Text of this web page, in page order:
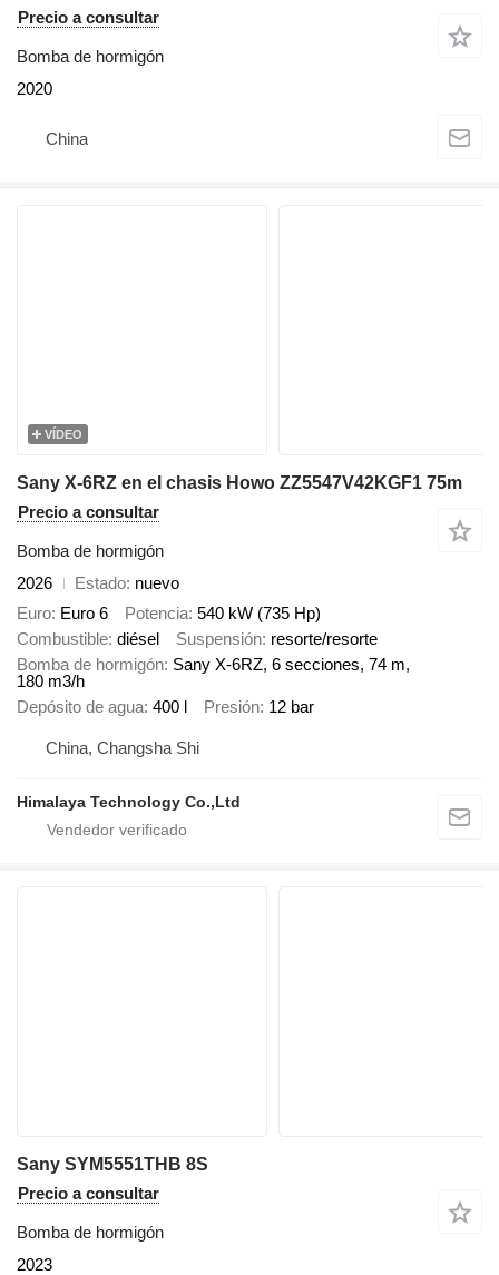
Precio a consultar
Bomba de hormigón
2020
China
VÍDEO
Sany X-6RZ en el chasis Howo ZZ5547V42KGF1 75m
Precio a consultar
Bomba de hormigón
2026
Estado nuevo
Euro Euro 6 Potencia 540 kW (735 Hp)
Combustible diésel Suspensión resorte/resorte
Bomba de hormigón Sany X-6RZ, 6 secciones, 74 m,
180 m3/h
Depósito de agua 400 l Presión 12 bar
China, Changsha Shi
Himalaya Technology Co.,Ltd
Sany SYM5551THB 8S
Precio a consultar
Bomba de hormigón
2023